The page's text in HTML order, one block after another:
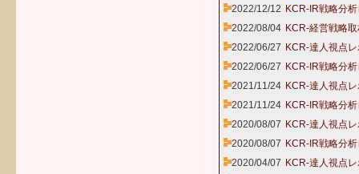
2022/12/12 KCR-IR戦略分
2022/08/04 KCR-経営戦略
2022/06/27 KCR-達人視点
2022/06/27 KCR-IR戦略分
2021/11/24 KCR-達人視点
2021/11/24 KCR-IR戦略分
2020/08/07 KCR-達人視点
2020/08/07 KCR-IR戦略分
2020/04/07 KCR-達人視点